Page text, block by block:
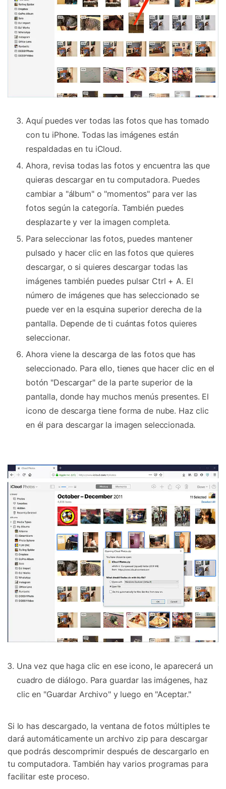
Aquí puedes ver todas las fotos que has tomado
con tu iPhone. Todas las imágenes están
respaldadas en tu iCloud.
Ahora, revisa todas las fotos y encuentra las que
quieras descargar en tu computadora. Puedes
cambiar a "álbum" o "momentos" para ver las
fotos según la categoría. También puedes
desplazarte y ver la imagen completa.
Para seleccionar las fotos, puedes mantener
pulsado y hacer clic en las fotos que quieres
descargar, o si quieres descargar todas las
imágenes también puedes pulsar Ctrl + A. El
número de imágenes que has seleccionado se
puede ver en la esquina superior derecha de la
pantalla. Depende de ti cuántas fotos quieres
seleccionar.
Ahora viene la descarga de las fotos que has
seleccionado. Para ello, tienes que hacer clic en el
botón "Descargar" de la parte superior de la
pantalla, donde hay muchos menús presentes. El
icono de descarga tiene forma de nube. Haz clic
en él para descargar la imagen seleccionada.
Una vez que haga clic en ese icono, le aparecerá un
cuadro de diálogo. Para guardar las imágenes, haz
clic en "Guardar Archivo" y luego en "Aceptar."
Si lo has descargado, la ventana de fotos múltiples te
dará automáticamente un archivo zip para descargar
que podrás descomprimir después de descargarlo en
tu computadora. También hay varios programas para
facilitar este proceso.